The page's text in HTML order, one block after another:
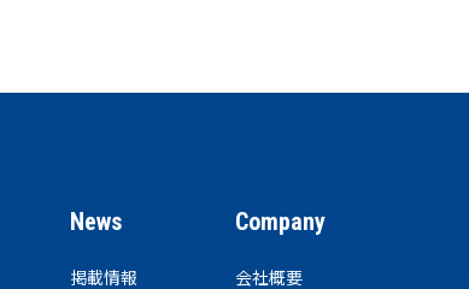
News
掲載情報
Company
会社概要